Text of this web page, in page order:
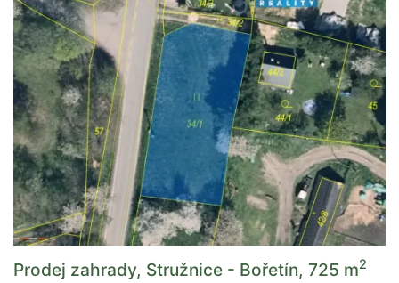
Prodej zahrady, Stružnice - Bořetín, 725 m2